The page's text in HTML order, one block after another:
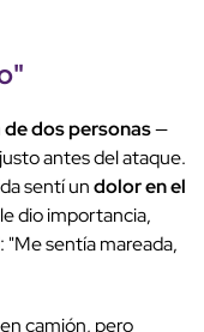
dos personas—
antes del ataque.
sentí undolor en el
dio importancia,
"Me sentía mareada,
camión, pero